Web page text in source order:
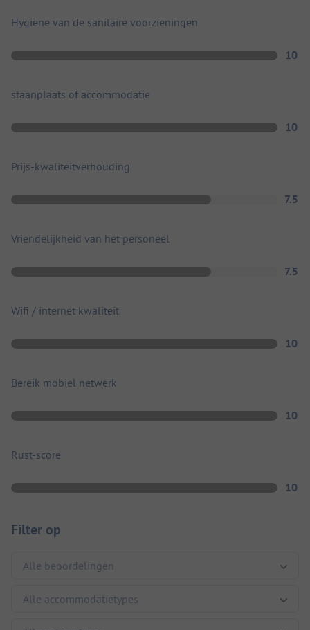
Hygiëne van de sanitaire voorzieningen
10
staanplaats of accommodatie
10
Prijs-kwaliteitverhouding
7.5
Vriendelijkheid van het personeel
7.5
Wifi / internet kwaliteit
10
Bereik mobiel netwerk
10
Rust-score
10
Filter op